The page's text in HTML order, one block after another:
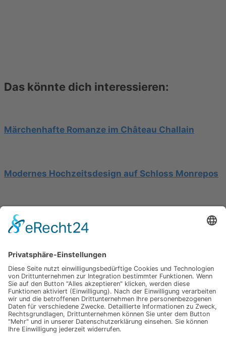
Das könnte dich interessieren:
Märchenhafte Romanze im Château Challain
Modernes Hochzeitsdesign auf Schloss Monrepos
Hochzeit am Gardasee auf einer Segelyacht
Impressum
Werbung
About
Einsendung
AGB
Datenschutzerklärung